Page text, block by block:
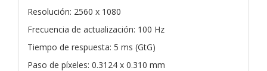
Resolución: 2560 x 1080
Frecuencia de actualización: 100 Hz
Tiempo de respuesta: 5 ms (GtG)
Paso de píxeles: 0.3124 x 0.310 mm